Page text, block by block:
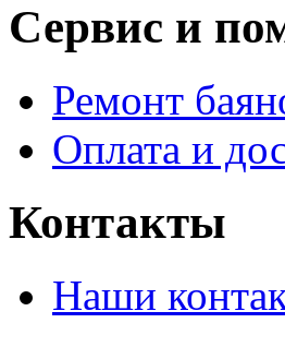
Сервис и
Ремонт
Оплата и
Контакты
Наши